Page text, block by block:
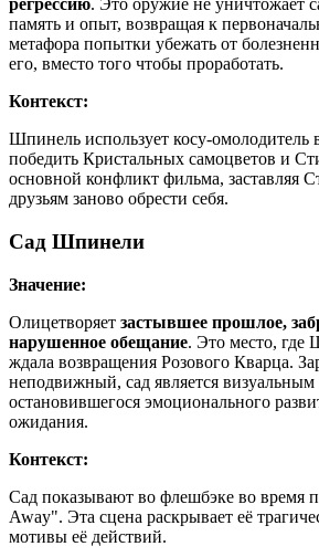
регрессию. Это оружие не уничтожает
память и опыт, возвращая к
метафора попытки убежать от
его, вместо того чтобы проработать.
Контекст:
Шпинель использует косу-омолодитель
победить Кристальных самоцветов и
основной конфликт фильма, заставляя
друзьям заново обрести себя.
Сад Шпинели
Значение:
Олицетворяет застывшее прошлое,
нарушенное обещание. Это место, где
ждала возвращения Розового Кварца.
неподвижный, сад является
остановившегося эмоционального
ожидания.
Контекст:
Сад показывают во флешбэке во
Away". Эта сцена раскрывает её
мотивы её действий.